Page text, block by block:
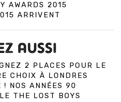
AWARDS 2015
ARRIVENT
AUSSI
2 PLACES POUR LE
CHOIX À LONDRES
! NOS ANNÉES 90
THE LOST BOYS